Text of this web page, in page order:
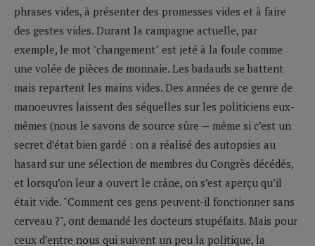
phrases vides, à présenter des promesses vides et à faire
des gestes vides. Durant la campagne actuelle, par
exemple, le mot "changement" est jeté à la foule comme
une volée de pièces de monnaie. Les badauds se battent
mais repartent les mains vides. Des années de ce genre de
manoeuvres laissent des séquelles sur les politiciens eux-
mêmes (nous le savons de source sûre — même si c’est un
secret d’état bien gardé : on a réalisé des autopsies au
hasard sur une sélection de membres du Congrès décédés,
et lorsqu’on leur a ouvert le crâne, on s’est aperçu qu’il
était vide. "Comment ces gens peuvent-il fonctionner sans
cerveau ?", ont demandé les docteurs stupéfaits. Mais pour
ceux d’entre nous qui suivent un peu la politique, la